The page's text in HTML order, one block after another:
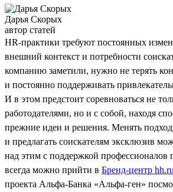
Дарья Скорых
автор статей
HR-практики требуют постоянных
внешний контекст и потребности
компанию заметили, нужно не терять
и постоянно поддерживать
И в этом предстоит соревноваться не
работодателями, но и с собой, находя
прежние идеи и решения. Менять подход
и предлагать соискателям эксклюзив
над этим с поддержкой профессионалов
всегда можно прийти в Бренд-центр hh.ru
проекта Альфа-Банка «Альфа-ген»